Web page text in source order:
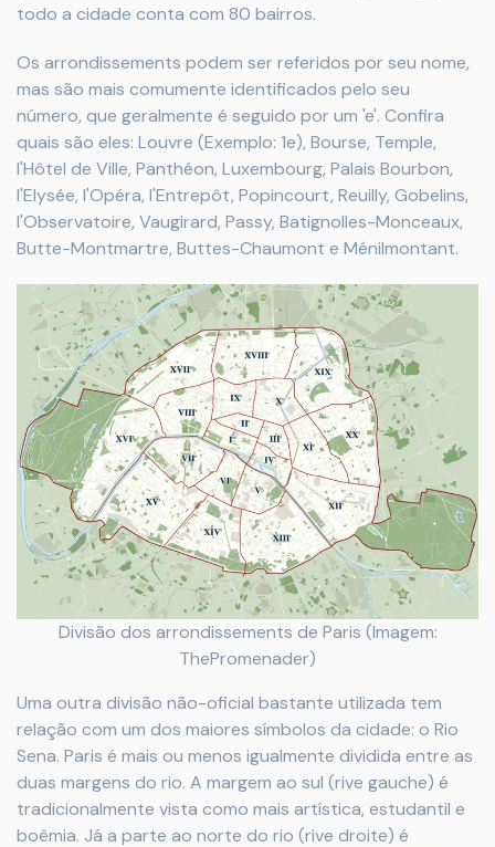
todo a cidade conta com 80 bairros.
Os arrondissements podem ser referidos por seu nome,
mas são mais comumente identificados pelo seu
número, que geralmente é seguido por um 'e'. Confira
quais são eles: Louvre (Exemplo: 1e), Bourse, Temple,
l'Hôtel de Ville, Panthéon, Luxembourg, Palais Bourbon,
l'Elysée, l'Opéra, l'Entrepôt, Popincourt, Reuilly, Gobelins,
l'Observatoire, Vaugirard, Passy, Batignolles-Monceaux,
Butte-Montmartre, Buttes-Chaumont e Ménilmontant.
Divisão dos arrondissements de Paris (Imagem:
ThePromenader)
Uma outra divisão não-oficial bastante utilizada tem
relação com um dos maiores símbolos da cidade: o Rio
Sena. Paris é mais ou menos igualmente dividida entre as
duas margens do rio. A margem ao sul (rive gauche) é
tradicionalmente vista como mais artística, estudantil e
boêmia. Já a parte ao norte do rio (rive droite) é